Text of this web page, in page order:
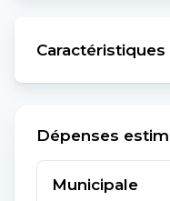
Dépenses
Municipale